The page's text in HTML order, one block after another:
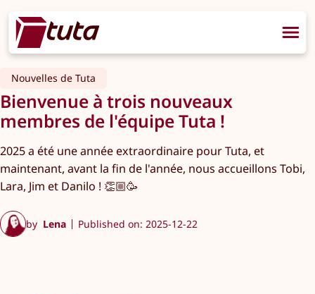
Nouvelles de Tuta
Bienvenue à trois nouveaux
membres de l'équipe Tuta !
2025 a été une année extraordinaire pour Tuta, et
maintenant, avant la fin de l'année, nous accueillons Tobi,
Lara, Jim et Danilo ! 👏🏼🥳
by Lena Published on: 2025-12-22